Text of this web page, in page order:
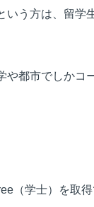
いう方は、留
や都市でしかコ
（学士）を取